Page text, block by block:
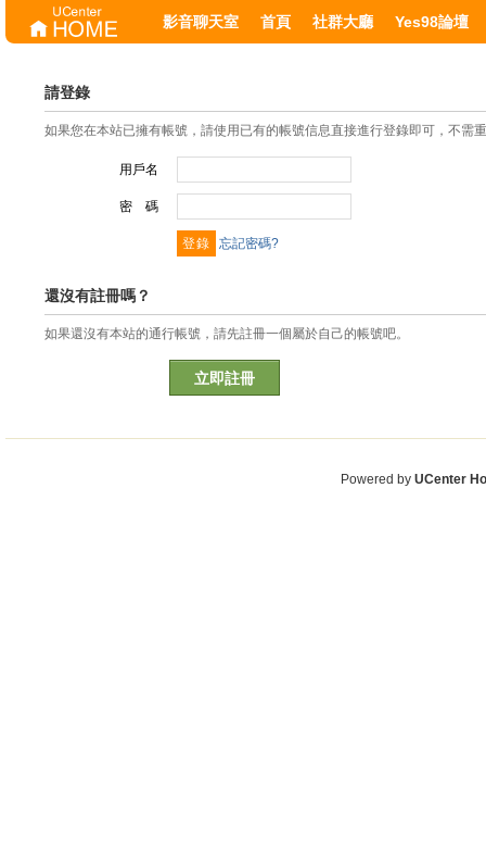
影音聊天室 首頁 社群大廳 Yes98論壇
請登錄
如果您在本站已擁有帳號，請使用已有的帳號信息直接進行登錄即可，不需
用戶名
密 碼
忘記密碼?
還沒有註冊嗎？
如果還沒有本站的通行帳號，請先註冊一個屬於自己的帳號吧。
立即註冊
Powered by UCenter